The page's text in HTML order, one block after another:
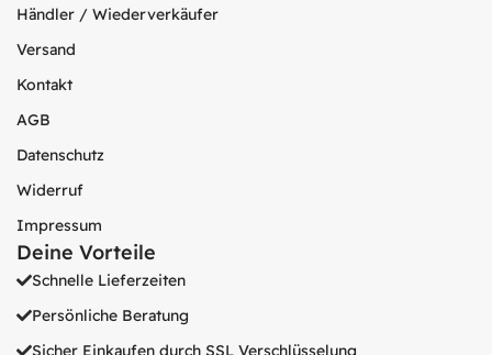
Händler / Wiederverkäufer
Versand
Kontakt
AGB
Datenschutz
Widerruf
Impressum
Deine Vorteile
Schnelle Lieferzeiten
Persönliche Beratung
Sicher Einkaufen durch SSL Verschlüsselung